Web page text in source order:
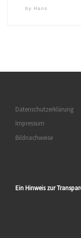
by Hans
Datenschutzerklärung
Impressum
Bildnachweise
Ein Hinweis zur